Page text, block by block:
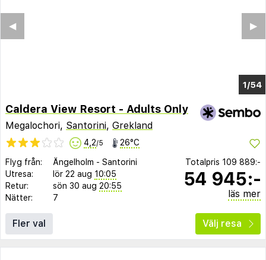
1/48
▶︎
◀︎
Caldera View Resort - Adults Only
Megalochori, Santorini, Grekland
4,2/5 26°C
Flyg från: Ängelholm - Santorini
Utresa:
lör 22 aug 10:05
Retur:
sön 30 aug 20:55
Nätter:
7
Totalpris 109 889:-
54 945:-
läs mer
Fler val Välj resa